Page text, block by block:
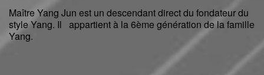
Maître Yang Jun est un descendant direct du fondateur du
style Yang. Il appartient à la 6ème génération de la famille
Yang.